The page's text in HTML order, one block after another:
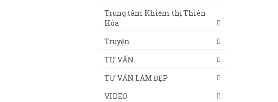
Trung tâm Khiếm thị Thiên
Hòa
Truyện
TƯ VẤN
TƯ VẤN LÀM ĐẸP
VIDEO